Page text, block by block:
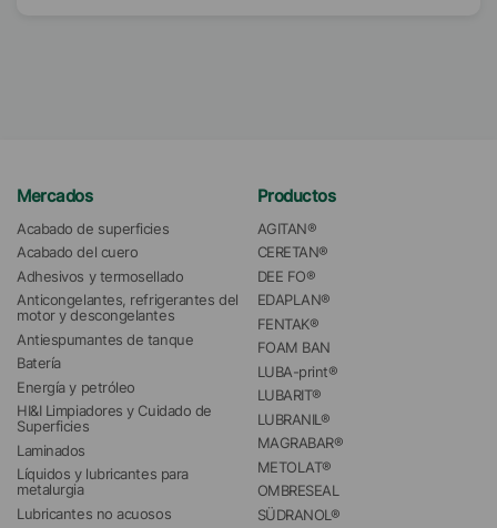
Mercados
Acabado de superficies
Acabado del cuero
Adhesivos y termosellado
Anticongelantes, refrigerantes del
motor y descongelantes
Antiespumantes de tanque
Batería
Energía y petróleo
HI&I Limpiadores y Cuidado de
Superficies
Laminados
Líquidos y lubricantes para
metalurgia
Lubricantes no acuosos
Productos
AGITAN®
CERETAN®
DEE FO®
EDAPLAN®
FENTAK®
FOAM BAN
LUBA-print®
LUBARIT®
LUBRANIL®
MAGRABAR®
METOLAT®
OMBRESEAL
SÜDRANOL®